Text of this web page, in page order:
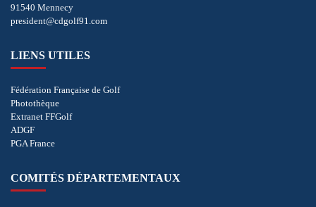
91540 Mennecy
president@cdgolf91.com
LIENS UTILES
Fédération Française de Golf
Photothèque
Extranet FFGolf
ADGF
PGA France
COMITÉS DÉPARTEMENTAUX